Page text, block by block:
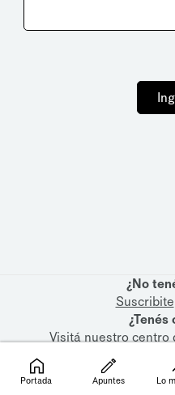
¿No
Suscribite
¿Tenés
Visitá nuestrocentro
Portada Apuntes Lo